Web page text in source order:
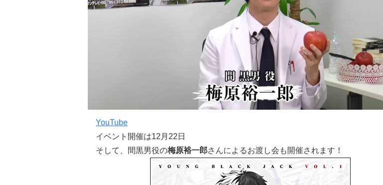
YouTube
イベント開催は12月22日
そして、間黒男役の梅原裕一郎さんによるお渡し会も開催されます！